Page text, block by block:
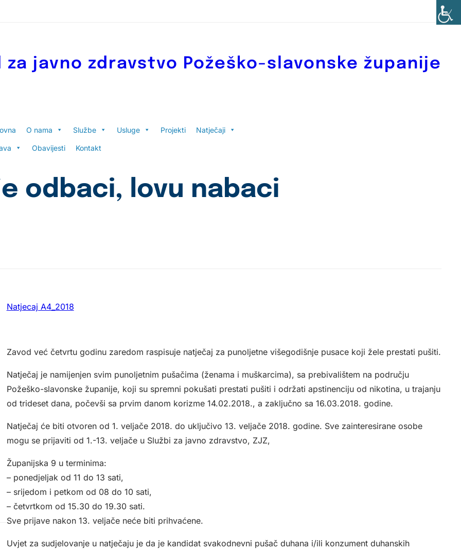
za javno zdravstvo Požeško-slavonske županije
O nama Službe Usluge Projekti Natječaji
Obavijesti Kontakt
odbaci, lovu nabaci
Natjecaj A4_2018
Zavod već četvrtu godinu zaredom raspisuje natječaj za punoljetne višegodišnje pusace koji žele prestati pušiti.
Natječaj je namijenjen svim punoljetnim pušačima (ženama i muškarcima), sa prebivalištem na području
Požeško-slavonske županije, koji su spremni pokušati prestati pušiti i održati apstinenciju od nikotina, u trajanju
od trideset dana, počevši sa prvim danom korizme 14.02.2018., a zaključno sa 16.03.2018. godine.
Natječaj će biti otvoren od 1. veljače 2018. do uključivo 13. veljače 2018. godine. Sve zainteresirane osobe
mogu se prijaviti od 1.-13. veljače u Službi za javno zdravstvo, ZJZ,
Županijska 9 u terminima:
– ponedjeljak od 11 do 13 sati,
– srijedom i petkom od 08 do 10 sati,
– četvrtkom od 15.30 do 19.30 sati.
Sve prijave nakon 13. veljače neće biti prihvaćene.
Uvjet za sudjelovanje u natječaju je da je kandidat svakodnevni pušač duhana i/ili konzument duhanskih